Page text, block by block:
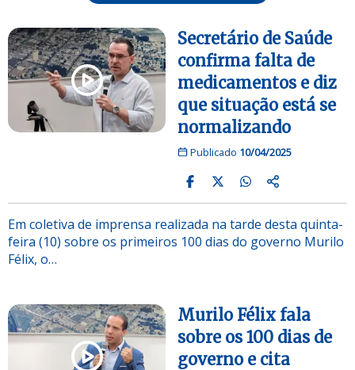
Secretário de Saúde
confirma falta de
medicamentos e diz
que situação está se
normalizando
Publicado 10/04/2025
Em coletiva de imprensa realizada na tarde desta quinta-
feira (10) sobre os primeiros 100 dias do governo Murilo
Félix, o…
Murilo Félix fala
sobre os 100 dias de
governo e cita